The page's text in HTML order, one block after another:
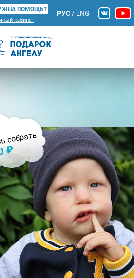
ПОМОЩЬ?
кабинет
РУС / ENG
собрать
₽